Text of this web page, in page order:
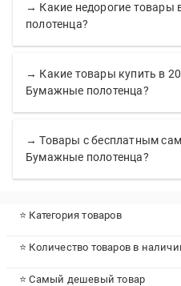
→ Какие недорогие товары
полотенца?
→ Какие товары купить в
Бумажные полотенца?
→ Товары с бесплатным
Бумажные полотенца?
⭐ Категория товаров
⭐ Количество товаров в
⭐ Самый дешевый товар